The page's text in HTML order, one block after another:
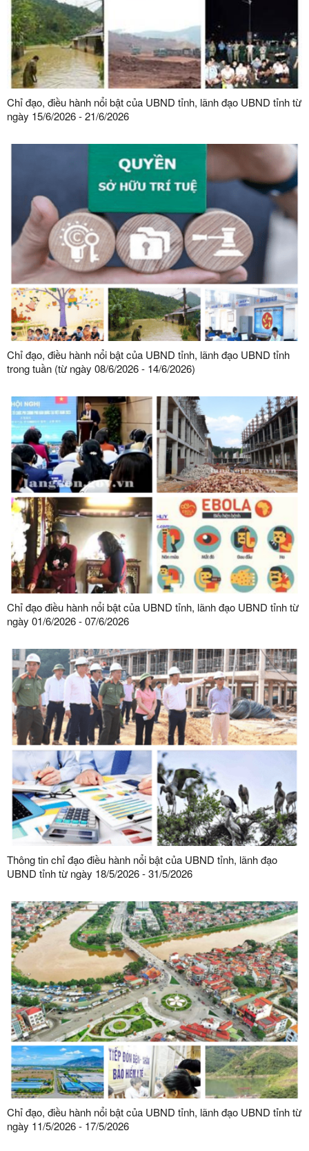
Chỉ đạo, điều hành nổi bật của UBND tỉnh, lãnh đạo UBND tỉnh từ
ngày 15/6/2026 - 21/6/2026
Chỉ đạo, điều hành nổi bật của UBND tỉnh, lãnh đạo UBND tỉnh
trong tuần (từ ngày 08/6/2026 - 14/6/2026)
Chỉ đạo điều hành nổi bật của UBND tỉnh, lãnh đạo UBND tỉnh từ
ngày 01/6/2026 - 07/6/2026
Thông tin chỉ đạo điều hành nổi bật của UBND tỉnh, lãnh đạo
UBND tỉnh từ ngày 18/5/2026 - 31/5/2026
Chỉ đạo, điều hành nổi bật của UBND tỉnh, lãnh đạo UBND tỉnh từ
ngày 11/5/2026 - 17/5/2026